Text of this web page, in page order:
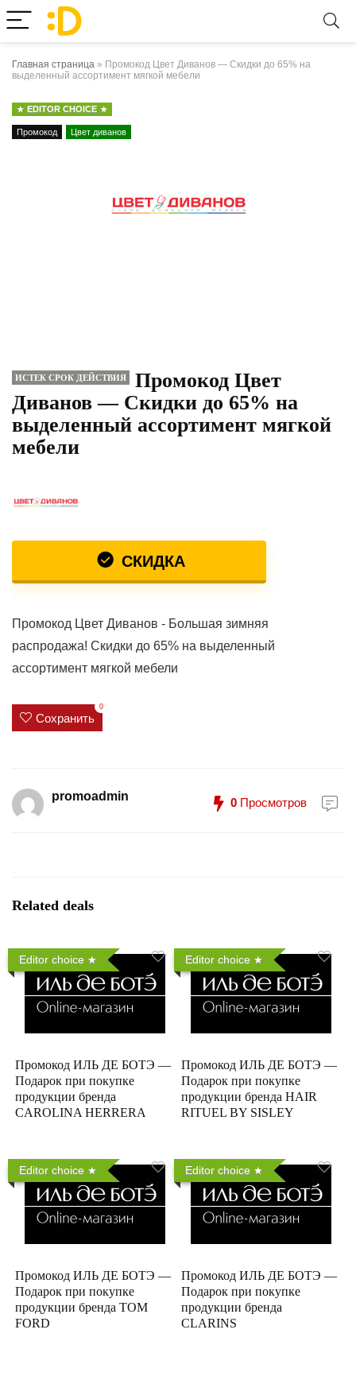
Главная страница » Промокод Цвет Диванов — Cкидки до 65% на
выделенный ассортимент мягкой мебели
EDITOR CHOICE
Промокод Цвет диванов
ИСТЕК СРОК ДЕЙСТВИЯ
Промокод Цвет
Диванов — Cкидки до 65% на
выделенный ассортимент мягкой
мебели
СКИДКА
Промокод Цвет Диванов - Большая зимняя
распродажа! Cкидки до 65% на выделенный
ассортимент мягкой мебели
Сохранить
0
promoadmin 0 Просмотров
Related deals
Editor choice
Промокод ИЛЬ ДЕ БОТЭ —
Подарок при покупке
продукции бренда
CAROLINA HERRERA
Editor choice
Промокод ИЛЬ ДЕ БОТЭ —
Подарок при покупке
продукции бренда HAIR
RITUEL BY SISLEY
Editor choice
Промокод ИЛЬ ДЕ БОТЭ —
Подарок при покупке
продукции бренда TOM
FORD
Editor choice
Промокод ИЛЬ ДЕ БОТЭ —
Подарок при покупке
продукции бренда
CLARINS